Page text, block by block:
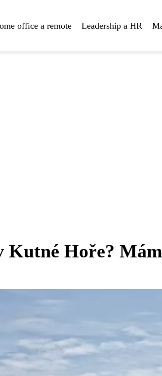
office a remote Leadership a HR
Kutné Hoře?